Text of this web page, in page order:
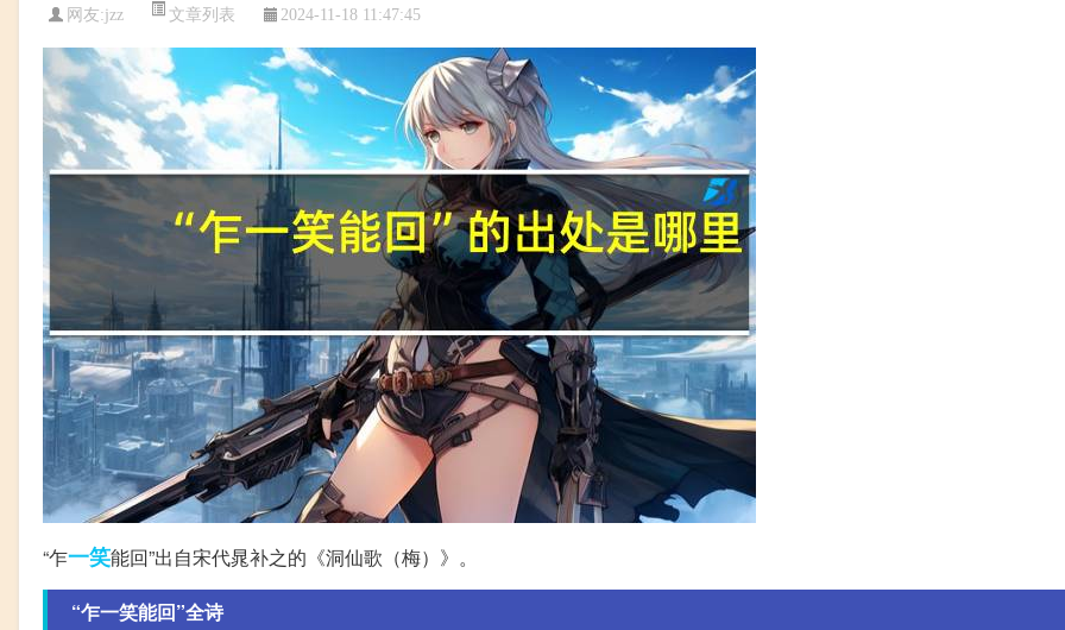
网友:jzz 文章列表 2024-11-18 11:47:45
“乍一笑能回”出自宋代晁补之的《洞仙歌（梅）》。
“乍一笑能回”全诗